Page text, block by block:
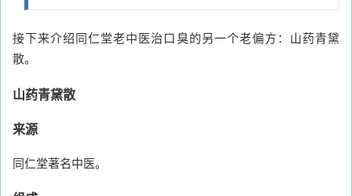
接下来介绍同仁堂老中医治口臭的另一个老偏方：山药青黛
散。
山药青黛散
来源
同仁堂著名中医。